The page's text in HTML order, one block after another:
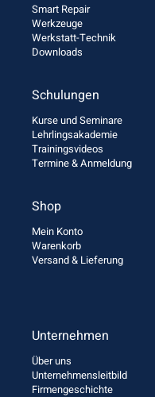
Smart Repair
Werkzeuge
Werkstatt-Technik
Downloads
Schulungen
Kurse und Seminare
Lehrlingsakademie
Trainingsvideos
Termine & Anmeldung
Shop
Mein Konto
Warenkorb
Versand & Lieferung
Unternehmen
Über uns
Unternehmensleitbild
Firmengeschichte